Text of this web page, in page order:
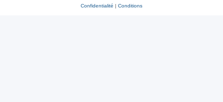
Confidentialité | Conditions